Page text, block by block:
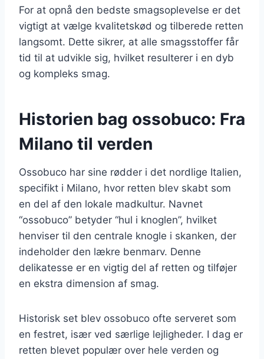
For at opnå den bedste smagsoplevelse er det
vigtigt at vælge kvalitetskød og tilberede retten
langsomt. Dette sikrer, at alle smagsstoffer får
tid til at udvikle sig, hvilket resulterer i en dyb
og kompleks smag.
Historien bag ossobuco: Fra
Milano til verden
Ossobuco har sine rødder i det nordlige Italien,
specifikt i Milano, hvor retten blev skabt som
en del af den lokale madkultur. Navnet
“ossobuco” betyder “hul i knoglen”, hvilket
henviser til den centrale knogle i skanken, der
indeholder den lækre benmarv. Denne
delikatesse er en vigtig del af retten og tilføjer
en ekstra dimension af smag.
Historisk set blev ossobuco ofte serveret som
en festret, især ved særlige lejligheder. I dag er
retten blevet populær over hele verden og